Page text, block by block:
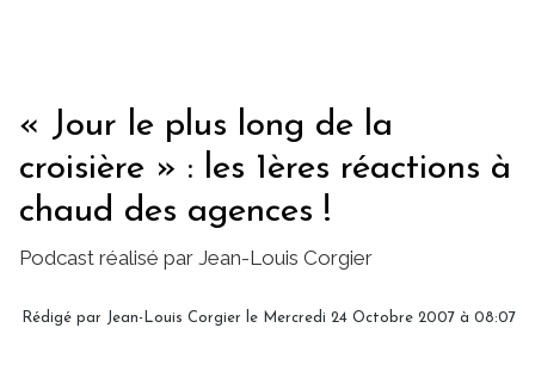
« Jour le plus long de la
croisière » : les 1ères réactions à
chaud des agences !
Podcast réalisé par Jean-Louis Corgier
Rédigé par Jean-Louis Corgier le Mercredi 24 Octobre 2007 à 08:07